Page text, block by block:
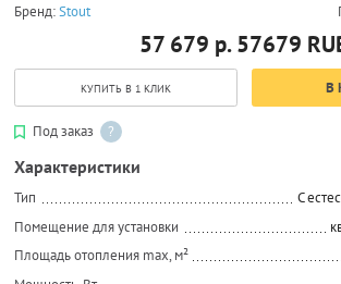
Бренд:Stout
57 679 р. 57679
КУПИТЬ В 1 КЛИК В
Под заказ ?
Характеристики
Тип
C
Помещение для установки
Площадь отопления max, м²